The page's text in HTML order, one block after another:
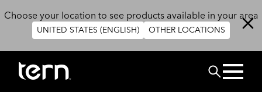
Choose your location to see products available in your area
UNITED STATES (ENGLISH) OTHER LOCATIONS
BUSCAR